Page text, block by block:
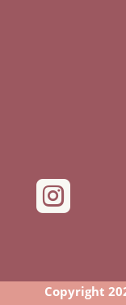

Copyright